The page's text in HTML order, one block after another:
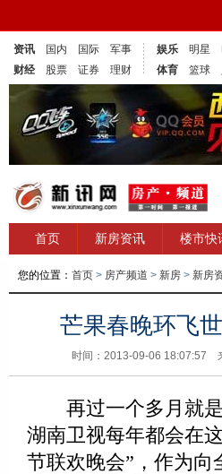
资讯 国内 国际
军事
财经
股票 证券 理财
娱乐 明星
体育
篮球
首页 新房资讯 楼市快
您的位置： 首页 > 房产频道 > 新房 > 新房
芒果春晚环飞
时间：2013-09-06 18:07:57
再过一个多月就是
湖南卫视每年都会在
节联欢晚会”，作为